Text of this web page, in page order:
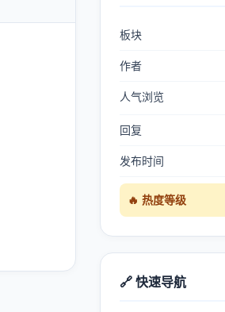
板块
作者
人气浏览
回复
发布时间
🔥 热度等级
🔗 快速导航